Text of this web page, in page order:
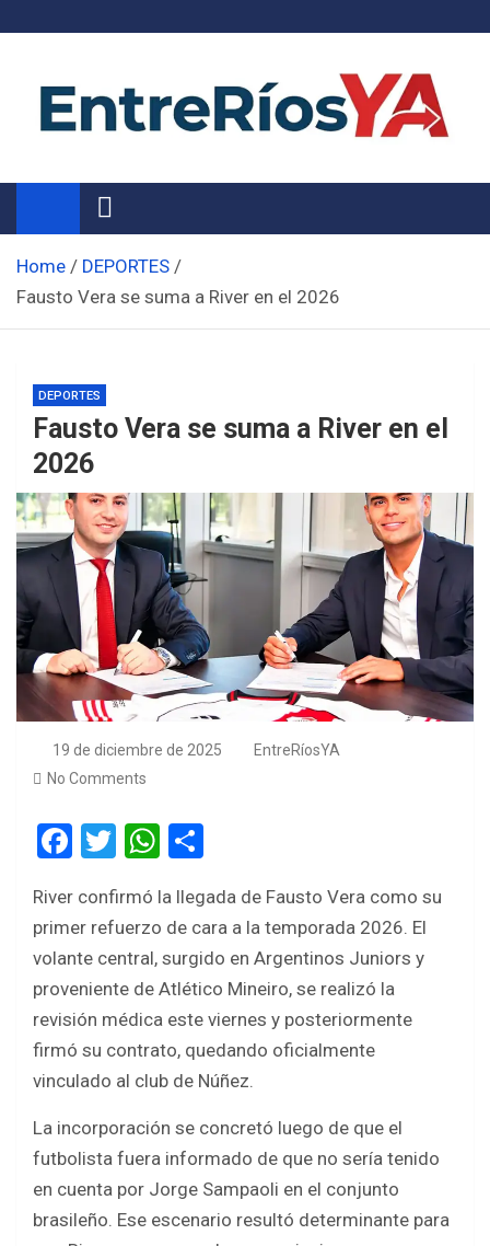
Noticias de Entre Ríos
Información de toda la provincia ahora
Home
DEPORTES
Fausto Vera se suma a River en el 2026
DEPORTES
Fausto Vera se suma a River en el
2026
19 de diciembre de 2025
EntreRíosYA
No Comments
F
ce
b
o
o
k
T
tt
er
W
at
s
A
p
p
ar
e
River confirmó la llegada de Fausto Vera como su
primer refuerzo de cara a la temporada 2026. El
volante central, surgido en Argentinos Juniors y
proveniente de Atlético Mineiro, se realizó la
revisión médica este viernes y posteriormente
firmó su contrato, quedando oficialmente
vinculado al club de Núñez.
La incorporación se concretó luego de que el
futbolista fuera informado de que no sería tenido
en cuenta por Jorge Sampaoli en el conjunto
brasileño. Ese escenario resultó determinante para